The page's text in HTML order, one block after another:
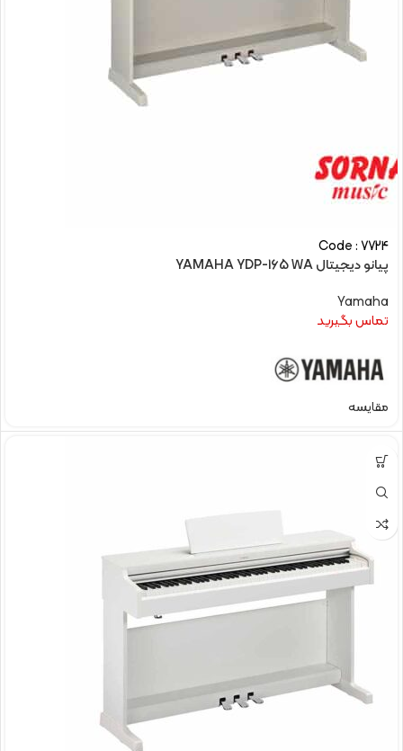
Code : 7724
پیانو دیجیتال YAMAHA YDP-165 WA
Yamaha
تماس بگیرید
مقایسه